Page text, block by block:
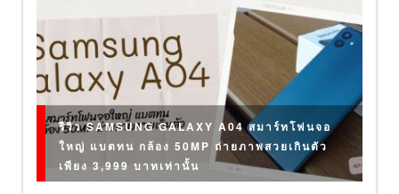
รีวิว SAMSUNG GALAXY A04 สมาร์ทโฟนจอ
ใหญ่ แบตทน กล้อง 50MP ถ่ายภาพสวยเกินตัว
เพียง 3,999 บาทเท่านั้น